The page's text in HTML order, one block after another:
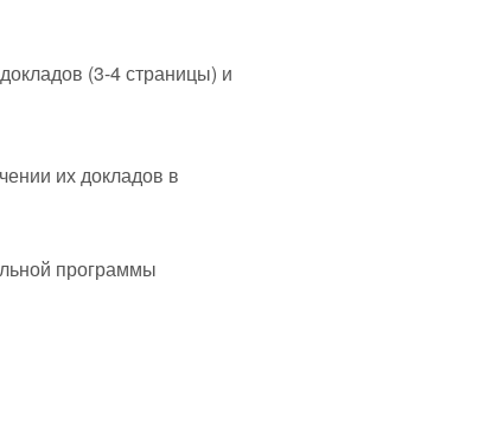
(3-4 страницы) и
их докладов в
программы